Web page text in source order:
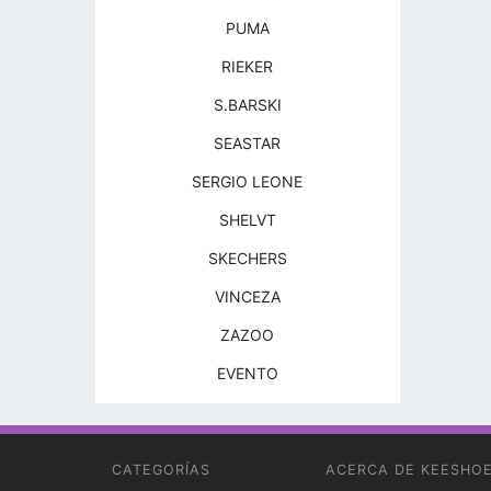
PUMA
RIEKER
S.BARSKI
SEASTAR
SERGIO LEONE
SHELVT
SKECHERS
VINCEZA
ZAZOO
EVENTO
CATEGORÍAS ACERCA DE